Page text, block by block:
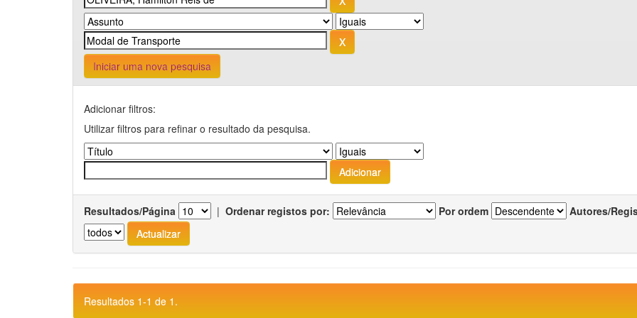
Iniciar uma nova pesquisa
Adicionar filtros:
Utilizar filtros para refinar o resultado da pesquisa.
Resultados/Página | Ordenar registos por: Por ordem Autores/
Resultados 1-1 de 1.